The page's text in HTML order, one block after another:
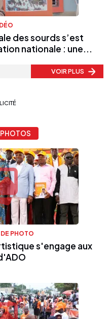
des sourds s’est
nationale : une...
VOIR PLUS
PHOTO
s'engage aux